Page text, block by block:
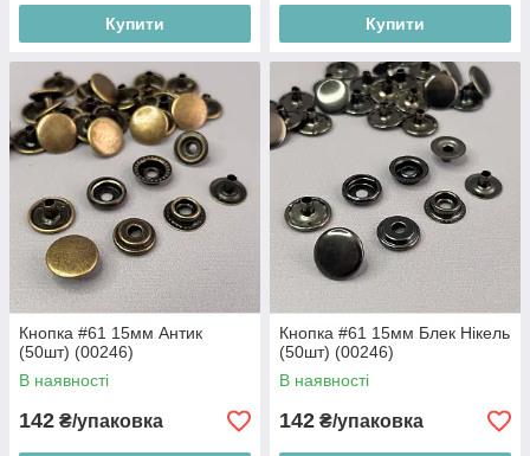
Купити Купити
Кнопка #61 15мм Антик
(50шт) (00246)
В наявності
142 ₴/упаковка
Кнопка #61 15мм Блек Нікель
(50шт) (00246)
В наявності
142 ₴/упаковка